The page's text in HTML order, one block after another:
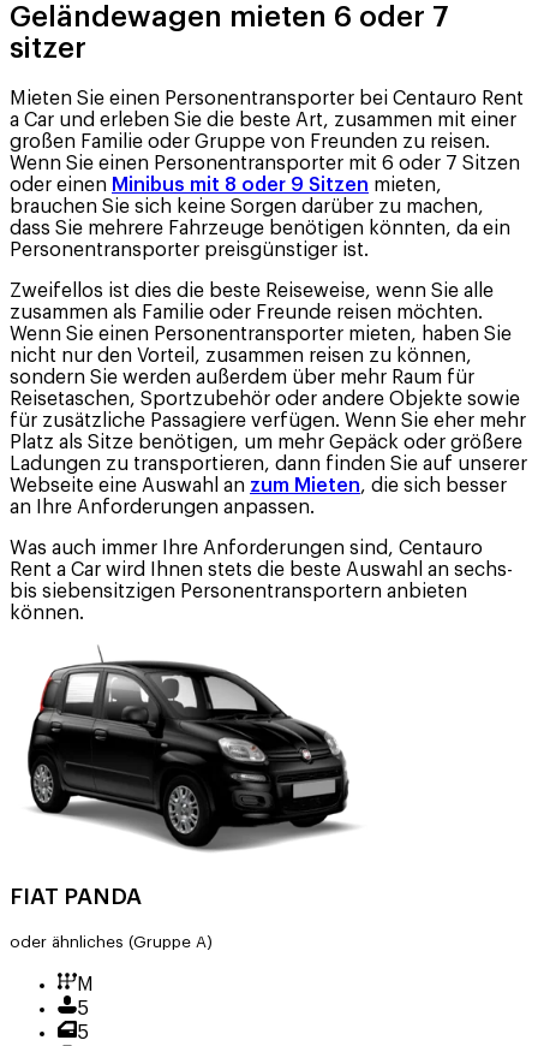
Geländewagen mieten 6 oder 7
sitzer
Mieten Sie einen Personentransporter bei Centauro Rent
a Car und erleben Sie die beste Art, zusammen mit einer
großen Familie oder Gruppe von Freunden zu reisen.
Wenn Sie einen Personentransporter mit 6 oder 7 Sitzen
oder einen Minibus mit 8 oder 9 Sitzen mieten,
brauchen Sie sich keine Sorgen darüber zu machen,
dass Sie mehrere Fahrzeuge benötigen könnten, da ein
Personentransporter preisgünstiger ist.
Zweifellos ist dies die beste Reiseweise, wenn Sie alle
zusammen als Familie oder Freunde reisen möchten.
Wenn Sie einen Personentransporter mieten, haben Sie
nicht nur den Vorteil, zusammen reisen zu können,
sondern Sie werden außerdem über mehr Raum für
Reisetaschen, Sportzubehör oder andere Objekte sowie
für zusätzliche Passagiere verfügen. Wenn Sie eher mehr
Platz als Sitze benötigen, um mehr Gepäck oder größere
Ladungen zu transportieren, dann finden Sie auf unserer
Webseite eine Auswahl an zum Mieten, die sich besser
an Ihre Anforderungen anpassen.
Was auch immer Ihre Anforderungen sind, Centauro
Rent a Car wird Ihnen stets die beste Auswahl an sechs-
bis siebensitzigen Personentransportern anbieten
können.
FIAT PANDA
oder ähnliches (Gruppe A)
M
5
5